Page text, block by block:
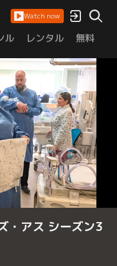
Watch now
ル レンタル 無料
・アス シーズン3